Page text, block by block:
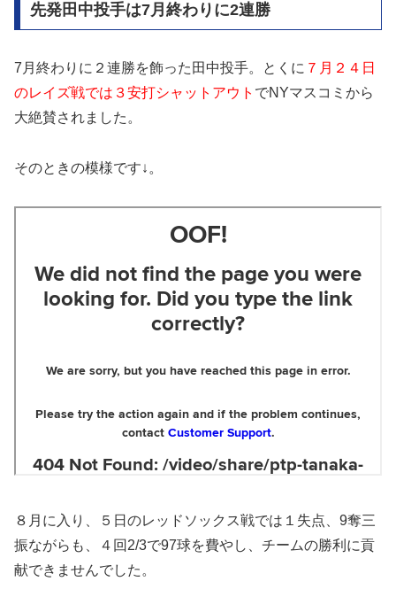
先発田中投手は7月終わりに2連勝
7月終わりに２連勝を飾った田中投手。とくに ７月２４日
のレイズ戦では３安打シャットアウト でNYマスコミから
大絶賛されました。
そのときの模様です↓。
８月に入り、５日のレッドソックス戦では１失点、9奪三
振ながらも、４回2/3で97球を費やし、チームの勝利に貢
献できませんでした。